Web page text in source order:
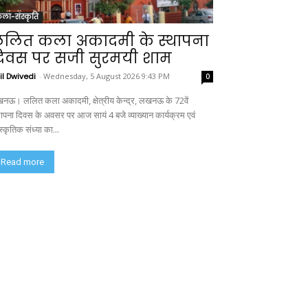
संस्कृति
कला अकादमी के स्थापना
पर सजी सुरमयी शाम
Dwivedi - Wednesday, 5 August 2026 9:43 PM 0
ललित कला अकादमी, क्षेत्रीय केन्द्र, लखनऊ के 72वें
दिवस के अवसर पर आज सायं 4 बजे व्याख्यान कार्यक्रम एवं
संध्या का...
Read more